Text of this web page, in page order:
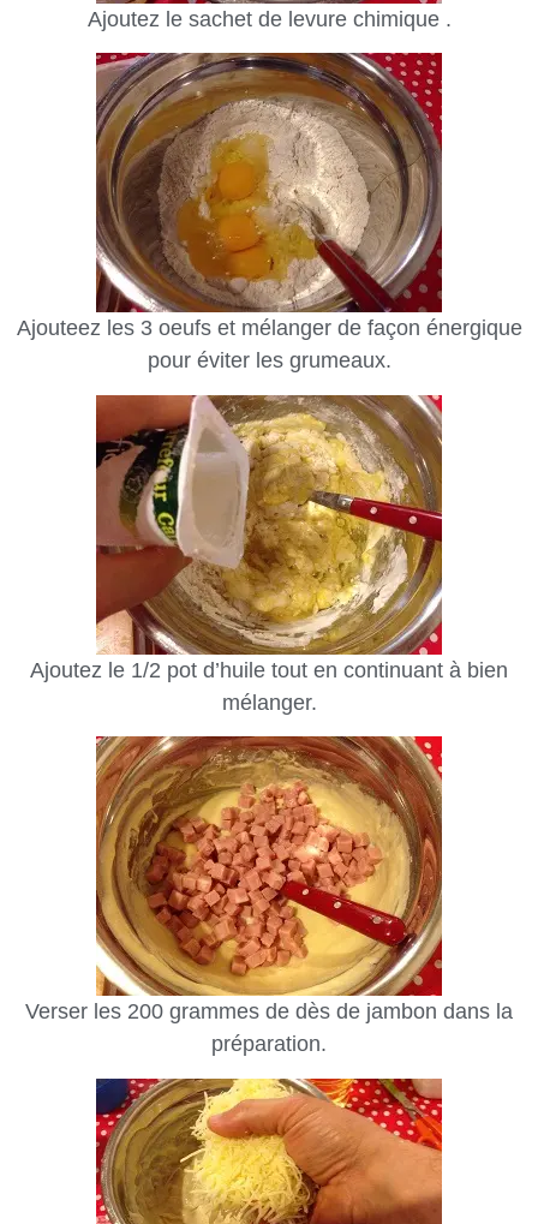
Ajoutez le sachet de levure chimique .
Ajouteez les 3 oeufs et mélanger de façon énergique
pour éviter les grumeaux.
Ajoutez le 1/2 pot d’huile tout en continuant à bien
mélanger.
Verser les 200 grammes de dès de jambon dans la
préparation.